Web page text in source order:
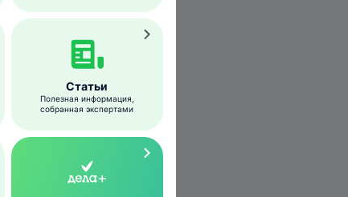
"минируя" их.
прицеплены
на нитях, как
куколки длится
Статьи
Полезная информация,
собранная экспертами